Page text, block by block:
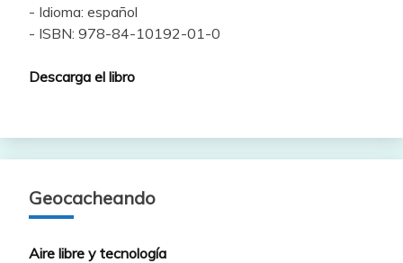
- Idioma: español
- ISBN: 978-84-10192-01-0
Descarga el libro
Geocacheando
Aire libre y tecnología